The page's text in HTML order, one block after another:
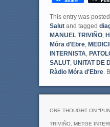
This entry was
Salutand tagged
MANUEL TRIVIÑO,
Móra d'Ebre,
INTERNISTA
SALUT, UNITAT DE
Ràdio Móra d'Ebre.
ONE THOUGHT ON “
TRIVIÑO, METGE